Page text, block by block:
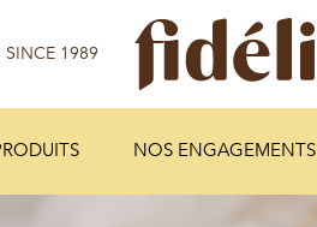
NOS ENGAGEMENTS